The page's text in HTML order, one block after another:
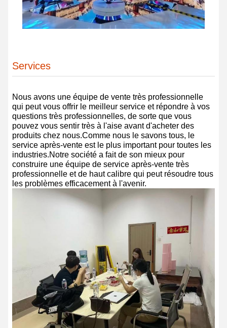
Services
Nous avons une équipe de vente très professionnelle
qui peut vous offrir le meilleur service et répondre à vos
questions très professionnelles, de sorte que vous
pouvez vous sentir très à l'aise avant d'acheter des
produits chez nous.Comme nous le savons tous, le
service après-vente est le plus important pour toutes les
industries.Notre société a fait de son mieux pour
construire une équipe de service après-vente très
professionnelle et de haut calibre qui peut résoudre tous
les problèmes efficacement à l'avenir.